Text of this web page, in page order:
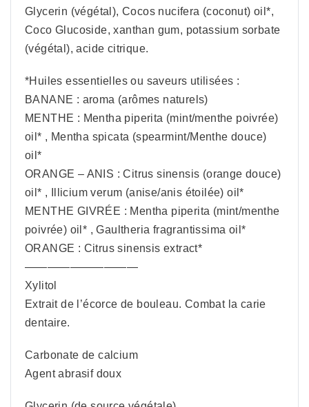
Glycerin (végétal), Cocos nucifera (coconut) oil*,
Coco Glucoside, xanthan gum, potassium sorbate
(végétal), acide citrique.
*Huiles essentielles ou saveurs utilisées :
BANANE : aroma (arômes naturels)
MENTHE : Mentha piperita (mint/menthe poivrée)
oil* , Mentha spicata (spearmint/Menthe douce)
oil*
ORANGE – ANIS : Citrus sinensis (orange douce)
oil* , Illicium verum (anise/anis étoilée) oil*
MENTHE GIVRÉE : Mentha piperita (mint/menthe
poivrée) oil* , Gaultheria fragrantissima oil*
ORANGE : Citrus sinensis extract*
——————————
Xylitol
Extrait de l’écorce de bouleau. Combat la carie
dentaire.
Carbonate de calcium
Agent abrasif doux